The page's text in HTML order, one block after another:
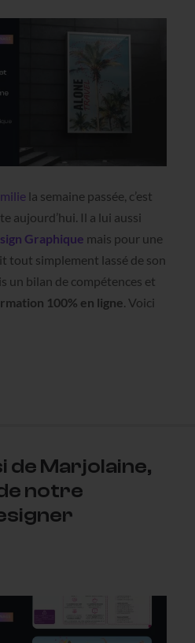
la semaine passée, c’est
aujourd’hui. Il a lui aussi
Graphique mais pour une
tout simplement lassé de son
un bilan de compétences et
100% en ligne . Voici
de Marjolaine,
notre